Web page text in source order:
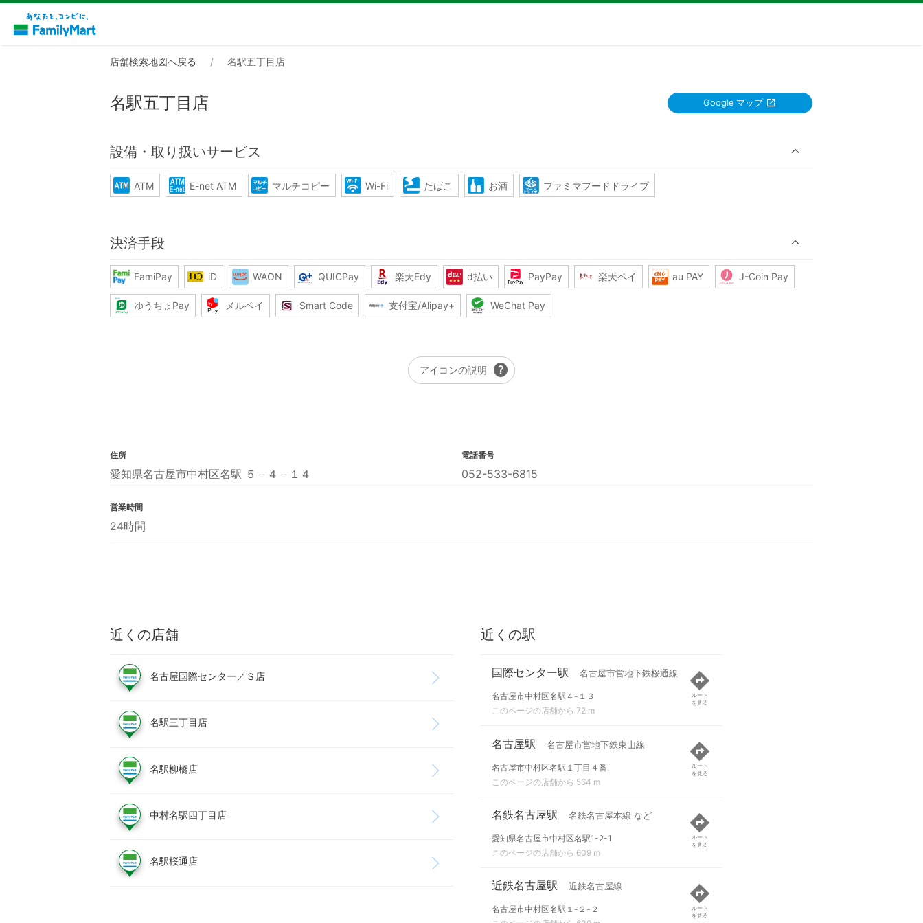
店舗検索地図へ戻る 名駅五丁目店
名駅五丁目店 Google マップ
設備・取り扱いサービス
ATM E-net ATM マルチコピー Wi-Fi たばこ お酒 ファミマフードドライブ
決済手段
FamiPay iD WAON QUICPay 楽天Edy d払い PayPay 楽天ペイ au PAY J-Coin Pay
ゆうちょPay メルペイ Smart Code 支付宝/Alipay+ WeChat Pay
アイコンの説明 help
住所
愛知県名古屋市中村区名駅 ５－４－１４
電話番号
052-533-6815
営業時間
24時間
近くの店舗
名古屋国際センター／Ｓ店
名駅三丁目店
名駅柳橋店
中村名駅四丁目店
名駅桜通店
近くの駅
国際センター駅 名古屋市営地下鉄桜通線
名古屋市中村区名駅４-１３
このページの店舗から 72 m
ルート
を見る
名古屋駅 名古屋市営地下鉄東山線
名古屋市中村区名駅１丁目４番
このページの店舗から 564 m
ルート
を見る
名鉄名古屋駅 名鉄名古屋本線 など
愛知県名古屋市中村区名駅1-2-1
このページの店舗から 609 m
ルート
を見る
近鉄名古屋駅 近鉄名古屋線
名古屋市中村区名駅１-２-２
ルート
を見る